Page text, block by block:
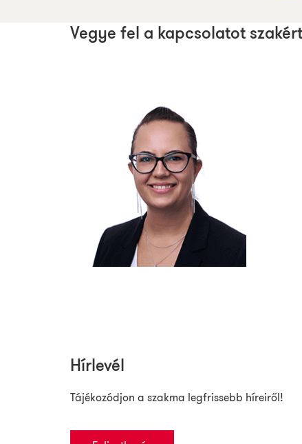
Vegye fel a kapcsolatot
Hírlevél
Tájékozódjon a szakma legfrissebb híreiről!